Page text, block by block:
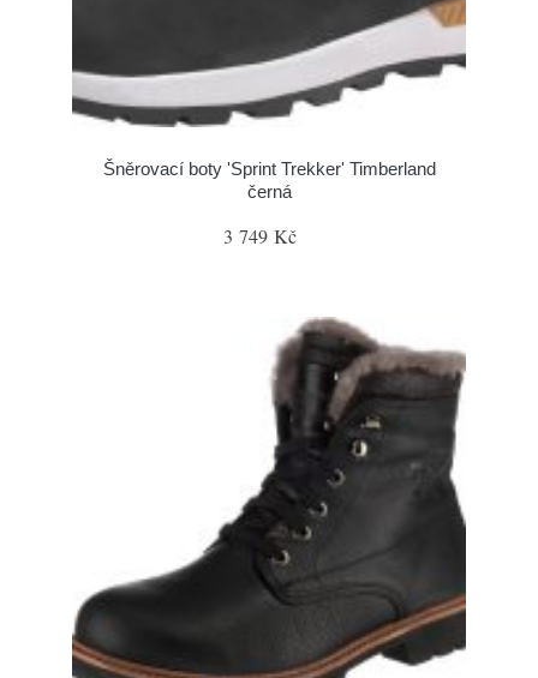
Šněrovací boty 'Sprint Trekker' Timberland
černá
3 749 Kč